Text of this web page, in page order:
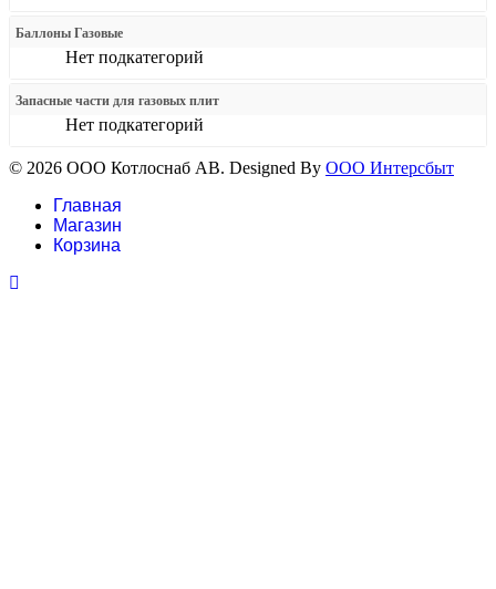
Баллоны Газовые
Нет подкатегорий
Запасные части для газовых плит
Нет подкатегорий
© 2026 ООО Котлоснаб АВ. Designed By ООО Интерсбыт
Главная
Магазин
Корзина